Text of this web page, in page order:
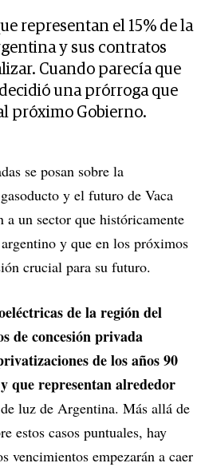
representan el 15% de la
y sus contratos
Cuando parecía que
una prórroga que
próximo Gobierno.
se posan sobre la
y el futuro de Vaca
a un sector que históricamente
y que en los próximos
crucial para su futuro.
de la región del
de concesión privada
de los años 90
que representan alrededor
de luz de Argentina. Más allá de
estos casos puntuales, hay
vencimientos empezarán a caer